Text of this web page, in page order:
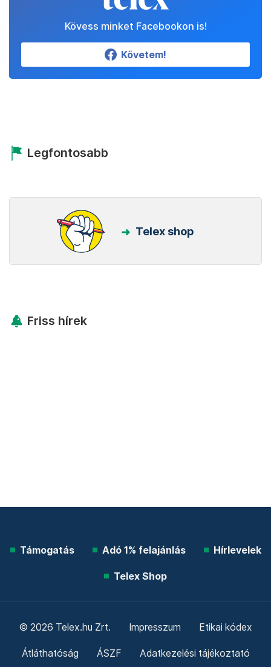
Kövess minket Facebookon is!
Követem!
Legfontosabb
Telex shop
Friss hírek
Támogatás Adó 1% felajánlás Hírlevelek
Telex Shop
© 2026 Telex.hu Zrt. Impresszum Etikai kódex
Átláthatóság ÁSZF Adatkezelési tájékoztató